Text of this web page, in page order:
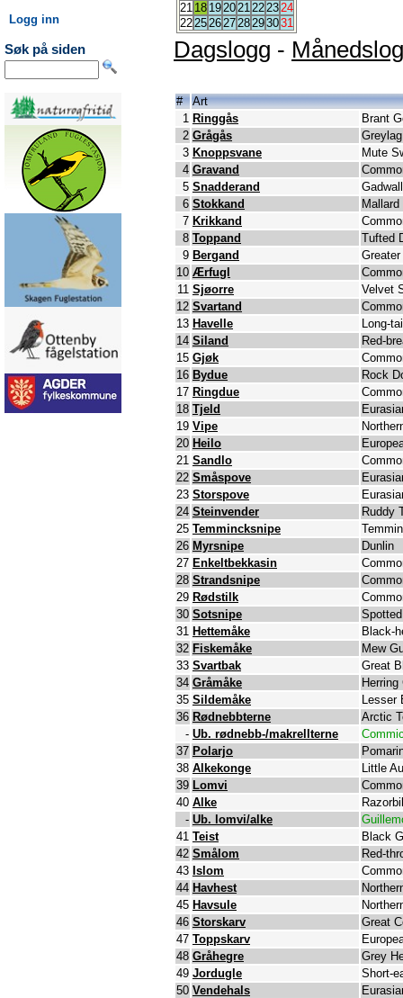
Logg inn
Søk på siden
21 18 192021222324
2225262728293031
Dagslogg -
#
Art
1 Ringgås
Brant
2 Grågås
3 Knoppsvane
Mute
4 Gravand
5 Snadderand
Gadwall
6 Stokkand
Mallard
7 Krikkand
8 Toppand
Tufted
9 Bergand
10 Ærfugl
11 Sjøorre
Velvet
12 Svartand
13 Havelle
Long-
14 Siland
Red-
15 Gjøk
16 Bydue
Rock
17 Ringdue
18 Tjeld
19 Vipe
20 Heilo
21 Sandlo
22 Småspove
23 Storspove
24 Steinvender
Ruddy
25 Temmincksnipe
26 Myrsnipe
Dunlin
27 Enkeltbekkasin
28 Strandsnipe
29 Rødstilk
30 Sotsnipe
31 Hettemåke
Black-
32 Fiskemåke
Mew
33 Svartbak
Great
34 Gråmåke
Herring
35 Sildemåke
Lesser
36 Rødnebbterne
Arctic
- Ub. rødnebb-/makrellterne
37 Polarjo
38 Alkekonge
Little
39 Lomvi
40 Alke
- Ub. lomvi/alke
41 Teist
Black
42 Smålom
Red-
43 Islom
44 Havhest
45 Havsule
46 Storskarv
Great
47 Toppskarv
48 Gråhegre
Grey
49 Jordugle
Short-
50 Vendehals